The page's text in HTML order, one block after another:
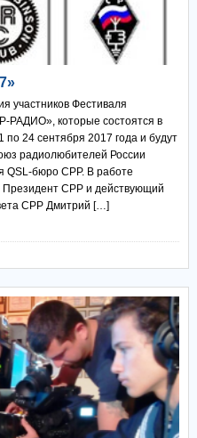
участников Фестиваля
РАДИО», которые состоятся в
24 сентября 2017 года и будут
радиолюбителей России
QSL-бюро СРР. В работе
Президент СРР и действующий
СРР Дмитрий […]